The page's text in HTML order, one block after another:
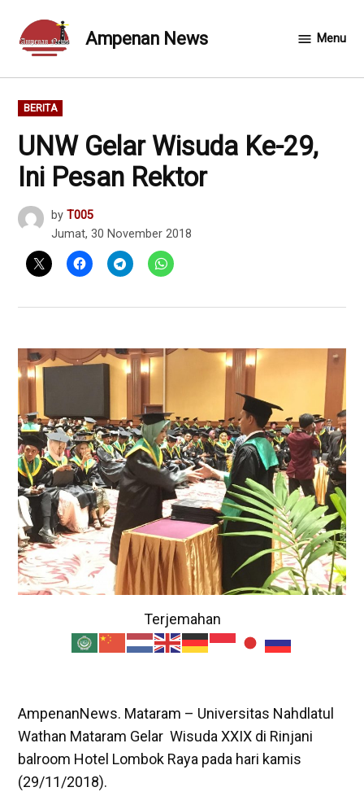
content
Ampenan News Menu
POSTED
IN
BERITA
UNW Gelar Wisuda Ke-29,
Ini Pesan Rektor
by T005
Jumat, 30 November 2018
Terjemahan
AmpenanNews. Mataram – Universitas Nahdlatul
Wathan Mataram Gelar Wisuda XXIX di Rinjani
balroom Hotel Lombok Raya pada hari kamis
(29/11/2018).